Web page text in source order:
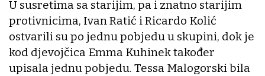
U susretima sa starijim, pa i znatno starijim
protivnicima, Ivan Ratić i Ricardo Kolić
ostvarili su po jednu pobjedu u skupini, dok je
kod djevojčica Emma Kuhinek također
upisala jednu pobjedu. Tessa Malogorski bila